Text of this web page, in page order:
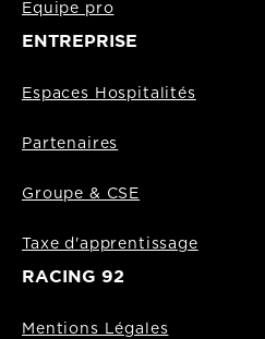
Equipe pro
ENTREPRISE
Espaces Hospitalités
Partenaires
Groupe & CSE
Taxe d'apprentissage
RACING 92
Mentions Légales